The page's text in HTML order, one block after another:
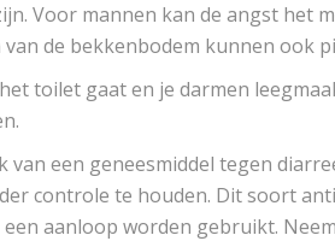
Voor mannen kan de angst het
de bekkenbodem kunnen ook
toilet gaat en je darmen
van een geneesmiddel tegen
controle te houden. Dit soort
aanloop worden gebruikt.